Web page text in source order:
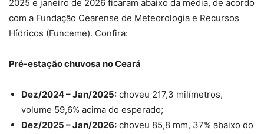
2025 e janeiro de 2026 ficaram abaixo da média, de acordo
com a Fundação Cearense de Meteorologia e Recursos
Hídricos (Funceme). Confira:
Pré-estação chuvosa no Ceará
Dez/2024 – Jan/2025: choveu 217,3 milímetros,
volume 59,6% acima do esperado;
Dez/2025 – Jan/2026: choveu 85,8 mm, 37% abaixo do